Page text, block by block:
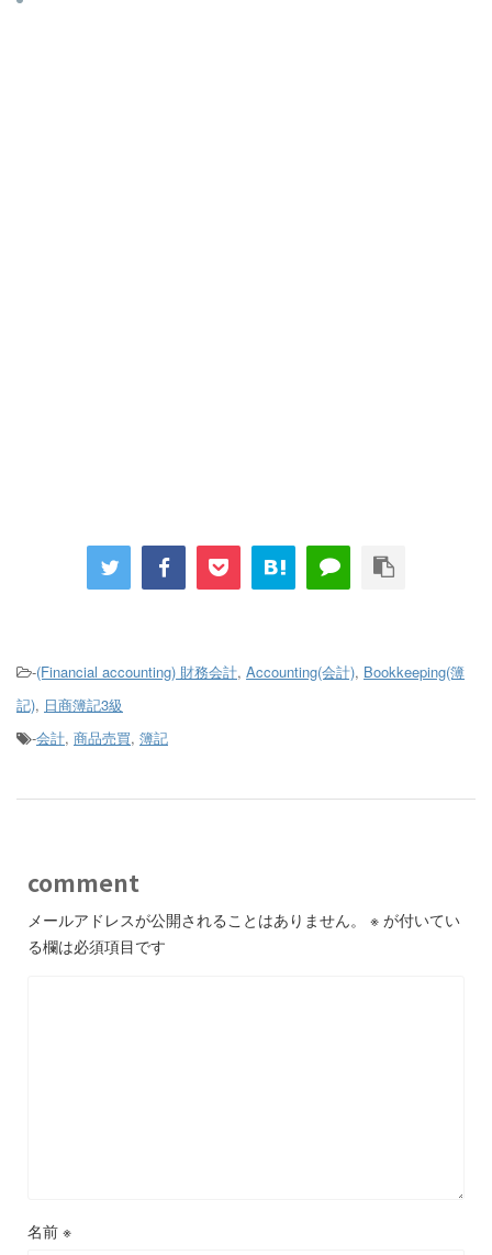
-(Financial accounting) 財務会計, Accounting(会計), Bookkeeping(簿
記), 日商簿記3級
-会計, 商品売買, 簿記
comment
メールアドレスが公開されることはありません。 ※ が付いてい
る欄は必須項目です
名前 ※